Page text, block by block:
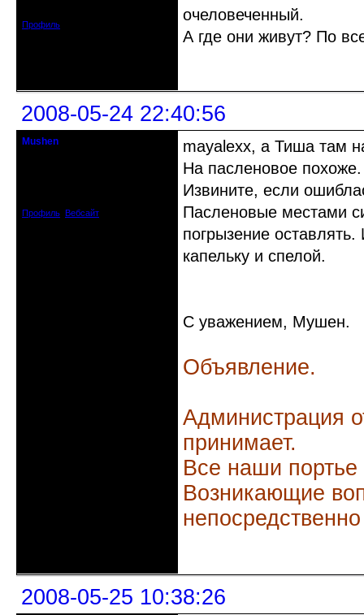
Профиль
очеловеченный.
А где они живут? По
2008-05-24 22:40:56
Mushen
Профиль Вебсайт
mayalexx, а Тиша там
На пасленовое похоже.
Извините, если
Пасленовые местами
погрызение
капельку и спелой.
С уважением, Мушен.
Объявление.
Администрация
принимает.
Все наши
Возникающие
2008-05-25 10:38:26